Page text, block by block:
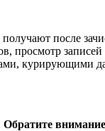
после
просмотр
курирующими
Обратите